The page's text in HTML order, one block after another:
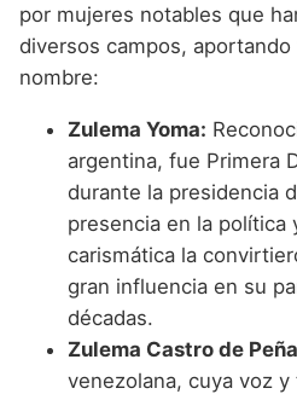
por mujeres notables que
diversos campos,
nombre:
Zulema Yoma:
argentina, fue Primera
durante la presidencia
presencia en la política
carismática la
gran influencia en su
décadas.
Zulema Castro de
venezolana, cuya voz